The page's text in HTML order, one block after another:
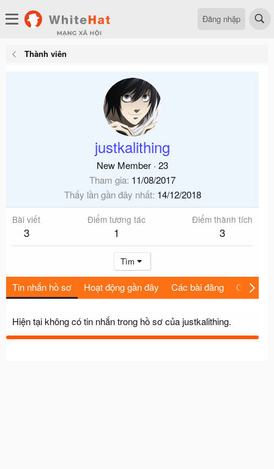
Đăng nhập
Thành viên
justkalithing
New Member · 23
Tham gia 11/08/2017
Thấy lần gần đây nhất 14/12/2018
Bài viết
3
Điểm tương tác
1
Điểm thành tích
3
Tìm
Tin nhắn hồ sơ Hoạt động gần đây Các bài đăng Giới thiệu
Hiện tại không có tin nhắn trong hồ sơ của justkalithing.